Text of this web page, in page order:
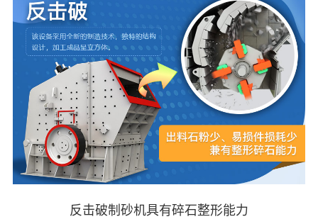
反击破制砂机具有碎石整形能力